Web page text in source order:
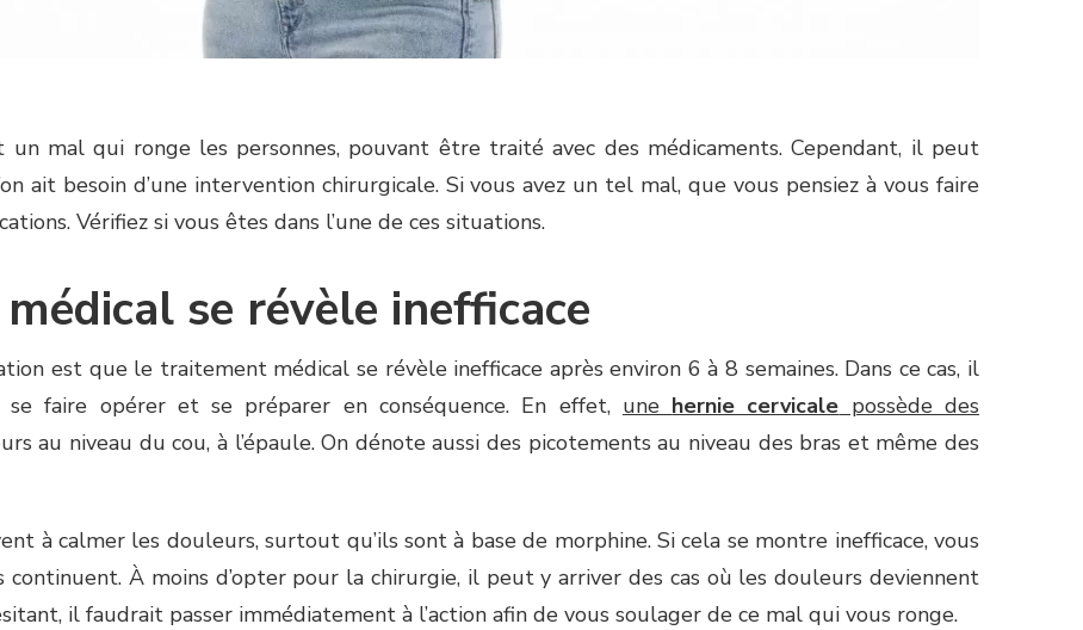
un mal qui ronge les personnes, pouvant être traité avec des médicaments. Cependant, il peut
ait besoin d’une intervention chirurgicale. Si vous avez un tel mal, que vous pensiez à vous faire
Vérifiez si vous êtes dans l’une de ces situations.
se révèle inefficace
est que le traitement médical se révèle inefficace après environ 6 à 8 semaines. Dans ce cas, il
faire opérer et se préparer en conséquence. En effet, une hernie cervicale possède des
au niveau du cou, à l’épaule. On dénote aussi des picotements au niveau des bras et même des
à calmer les douleurs, surtout qu’ils sont à base de morphine. Si cela se montre inefficace, vous
À moins d’opter pour la chirurgie, il peut y arriver des cas où les douleurs deviennent
il faudrait passer immédiatement à l’action afin de vous soulager de ce mal qui vous ronge.